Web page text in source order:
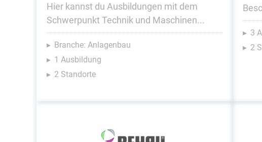
Hier kannst du Ausbildungen mit dem
Schwerpunkt Technik und Maschinen...
Branche: Anlagenbau
1 Ausbildung
2 Standorte
3
2